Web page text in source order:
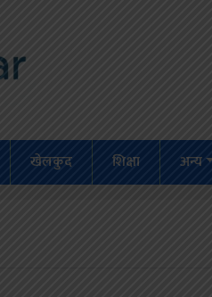
खेलकुद शिक्षा अन्य